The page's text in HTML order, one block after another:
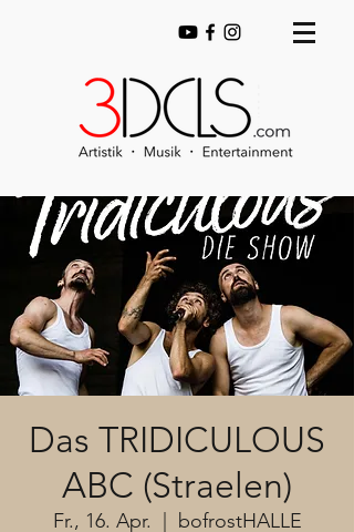
Das TRIDICULOUS
ABC (Straelen)
Fr., 16. Apr. bofrostHALLE